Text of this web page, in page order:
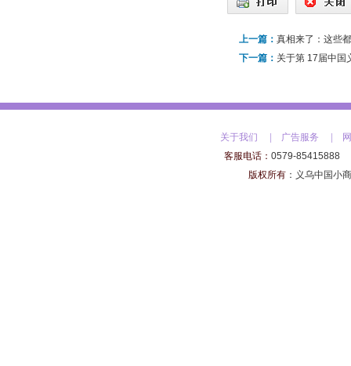
上一篇： 真相来了：这些
下一篇：
关于我们 广告服务
客服电话： 0579-85415888
版权所有： 义乌中国小